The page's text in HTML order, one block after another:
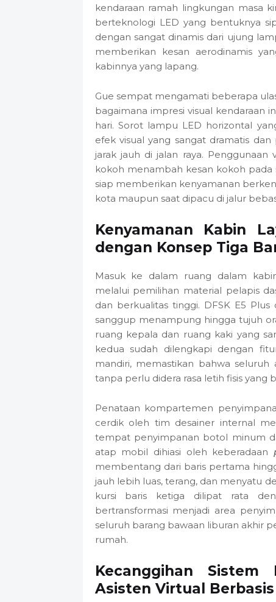
kendaraan ramah lingkungan masa
berteknologi LED yang bentuknya
dengan sangat dinamis dari ujung
memberikan kesan aerodinamis
kabinnya yang lapang.
Gue sempat mengamati beberapa
bagaimana impresi visual kendaraan
hari. Sorot lampu LED horizontal
efek visual yang sangat dramatis
jarak jauh di jalan raya.
kokoh menambah kesan kokoh pada
siap memberikan kenyamanan
kota maupun saat dipacu di jalur
Kenyamanan Kabin
dengan Konsep Tiga
Masuk ke dalam ruang dalam
melalui pemilihan material pelapis
dan berkualitas tinggi. DFSK E5
sanggup menampung hingga tujuh
ruang kepala dan ruang kaki yang
kedua sudah dilengkapi dengan
mandiri, memastikan bahwa
tanpa perlu didera rasa letih fisis yang
Penataan kompartemen
cerdik oleh tim desainer internal
tempat penyimpanan botol minum
atap mobil dihiasi oleh keberadaan
membentang dari baris pertama
jauh lebih luas, terang, dan menyatu
kursi baris ketiga dilipat rata
bertransformasi menjadi area
seluruh barang bawaan liburan akhir
rumah.
Kecanggihan Sistem
Asisten Virtual